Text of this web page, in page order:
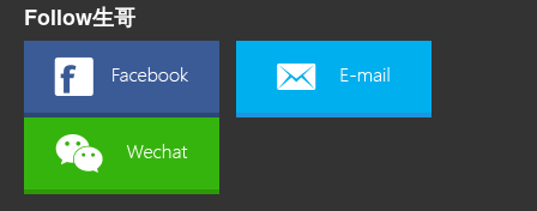
Follow生哥